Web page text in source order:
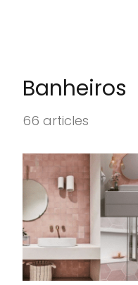
Banheiros
66 articles